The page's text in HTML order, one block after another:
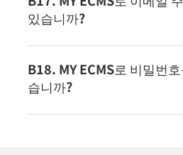
때에 제출해 주십시오.
는 고객은, 별도 계약이 필요합
있습니까?
등록된 이메일 주소는 사용자
로 계정을 만들 때 등록된 이
없습니다. 다른 이메일 주소를
B18. MY ECMS로 비밀번
습니까?
패스워드를 변경하고 싶은 경